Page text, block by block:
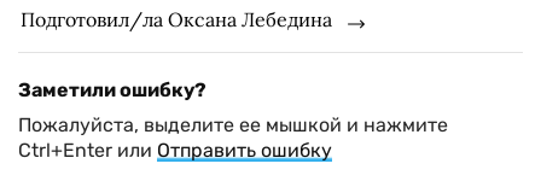
Подготовил/ла Оксана Лебедина
Заметили ошибку?
Пожалуйста, выделите ее мышкой и нажмите
Ctrl+Enter или Отправить ошибку